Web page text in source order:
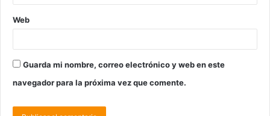
Web
Guarda mi nombre, correo electrónico y web en este
navegador para la próxima vez que comente.